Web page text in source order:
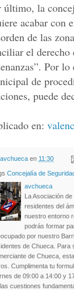
último, la
acabar con
de las
el derecho
Por lo
de
puede
en:
avchueca en 11:30
Concejalía de
avchueca
La Asociación
residentes del
nuestro entorno
podrás formar
por nuestro
de Chueca. Para
de Chueca,
Cumplimenta tu
de 09:00 a 14:00 y
cuestiones